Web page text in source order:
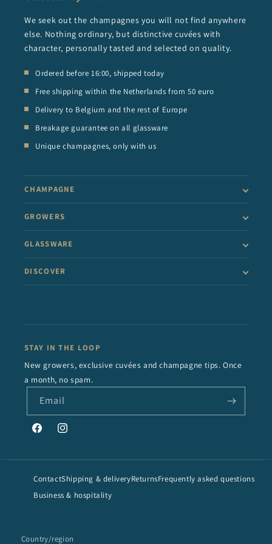
We seek out the champagnes you will not find anywhere
else. Nothing ordinary, but distinctive cuvées with
character, personally tasted and selected on quality.
Ordered before 16:00, shipped today
Free shipping within the Netherlands from 50 euro
Delivery to Belgium and the rest of Europe
Breakage guarantee on all glassware
Unique champagnes, only with us
CHAMPAGNE
GROWERS
GLASSWARE
DISCOVER
STAY IN THE LOOP
New growers, exclusive cuvées and champagne tips. Once
a month, no spam.
Email
FacebookInstagram
ContactShipping & deliveryReturnsFrequently asked questions
Business & hospitality
Country/region